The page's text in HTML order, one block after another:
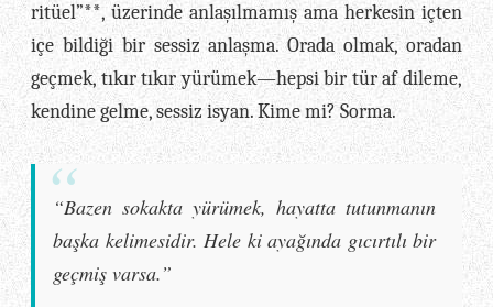
ritüel”**, üzerinde anlaşılmamış ama herkesin içten
içe bildiği bir sessiz anlaşma. Orada olmak, oradan
geçmek, tıkır tıkır yürümek—hepsi bir tür af dileme,
kendine gelme, sessiz isyan. Kime mi? Sorma.
“Bazen sokakta yürümek, hayatta tutunmanın
başka kelimesidir. Hele ki ayağında gıcırtılı bir
geçmiş varsa.”